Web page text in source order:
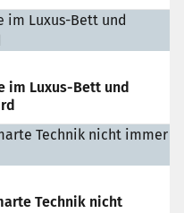
im Luxus-Bett und
Technik nicht